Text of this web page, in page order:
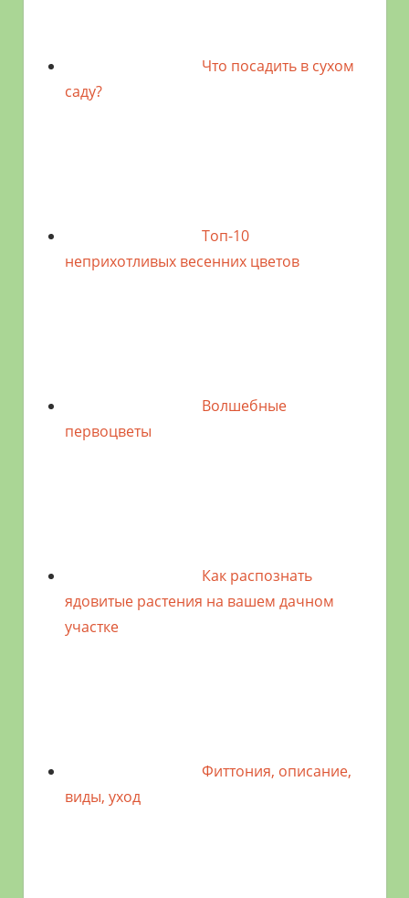
Что посадить в сухом
саду?
Топ-10
неприхотливых весенних цветов
Волшебные
первоцветы
Как распознать
ядовитые растения на вашем дачном
участке
Фиттония, описание,
виды, уход